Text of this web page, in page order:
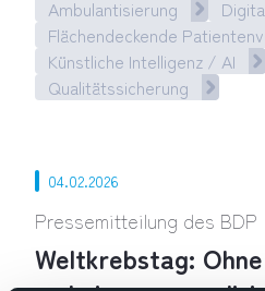
Ambulantisierung
Flächendeckende
Künstliche Intelligenz / AI
Qualitätssicherung
04.02.2026
Pressemitteilung des BDP
Weltkrebstag: